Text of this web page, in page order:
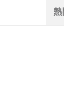
熱